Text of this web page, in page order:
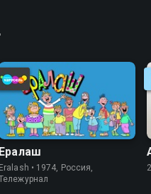
Ералаш
Eralash • 1974, Россия,